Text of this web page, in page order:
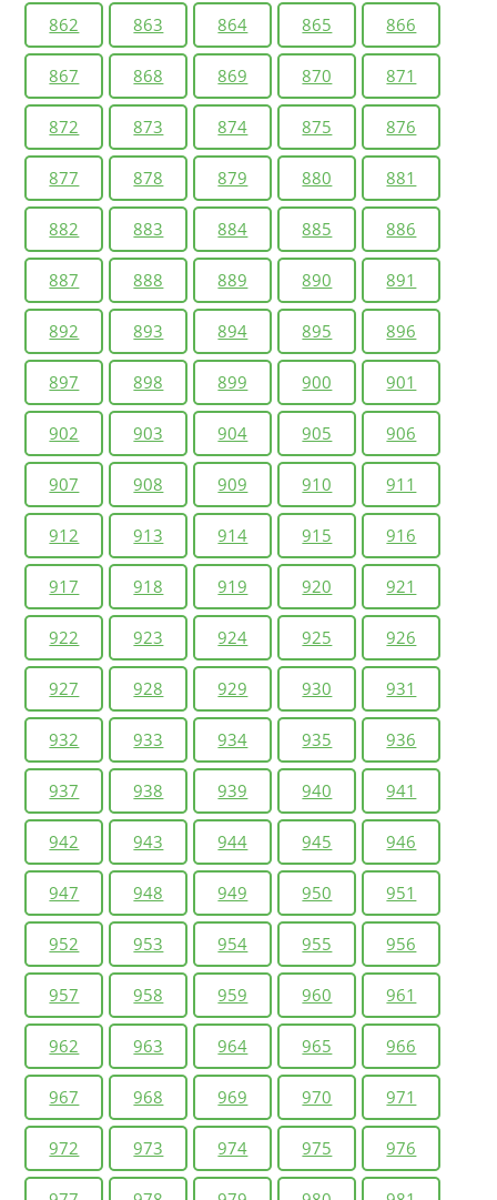
862 863 864 865 866
867 868 869 870 871
872 873 874 875 876
877 878 879 880 881
882 883 884 885 886
887 888 889 890 891
892 893 894 895 896
897 898 899 900 901
902 903 904 905 906
907 908 909 910 911
912 913 914 915 916
917 918 919 920 921
922 923 924 925 926
927 928 929 930 931
932 933 934 935 936
937 938 939 940 941
942 943 944 945 946
947 948 949 950 951
952 953 954 955 956
957 958 959 960 961
962 963 964 965 966
967 968 969 970 971
972 973 974 975 976